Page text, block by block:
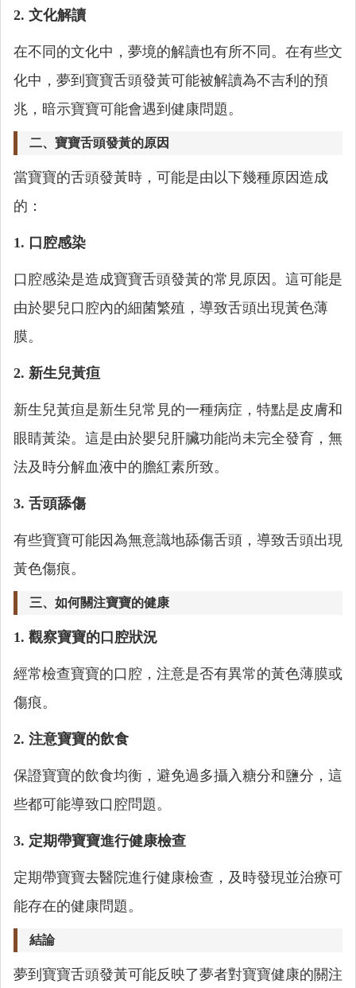
2. 文化解讀
在不同的文化中，夢境的解讀也有所不同。在有些文
化中，夢到寶寶舌頭發黃可能被解讀為不吉利的預
兆，暗示寶寶可能會遇到健康問題。
二、寶寶舌頭發黃的原因
當寶寶的舌頭發黃時，可能是由以下幾種原因造成
的：
1. 口腔感染
口腔感染是造成寶寶舌頭發黃的常見原因。這可能是
由於嬰兒口腔內的細菌繁殖，導致舌頭出現黃色薄
膜。
2. 新生兒黃疸
新生兒黃疸是新生兒常見的一種病症，特點是皮膚和
眼睛黃染。這是由於嬰兒肝臟功能尚未完全發育，無
法及時分解血液中的膽紅素所致。
3. 舌頭舔傷
有些寶寶可能因為無意識地舔傷舌頭，導致舌頭出現
黃色傷痕。
三、如何關注寶寶的健康
1. 觀察寶寶的口腔狀況
經常檢查寶寶的口腔，注意是否有異常的黃色薄膜或
傷痕。
2. 注意寶寶的飲食
保證寶寶的飲食均衡，避免過多攝入糖分和鹽分，這
些都可能導致口腔問題。
3. 定期帶寶寶進行健康檢查
定期帶寶寶去醫院進行健康檢查，及時發現並治療可
能存在的健康問題。
結論
夢到寶寶舌頭發黃可能反映了夢者對寶寶健康的關注